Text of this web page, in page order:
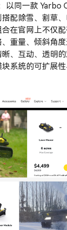
以同一款 Yarbo
配除雪、割草
在官网上不仅
重量、倾斜角
、互动、透明
系统的可扩展